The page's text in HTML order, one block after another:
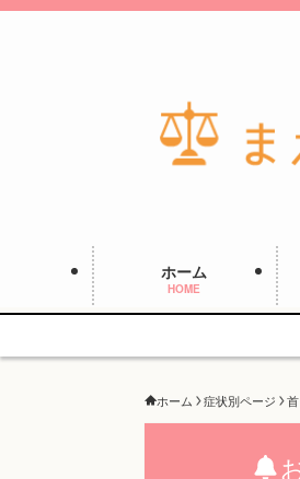
ホーム
HOME
ホーム 症状別ページ 首